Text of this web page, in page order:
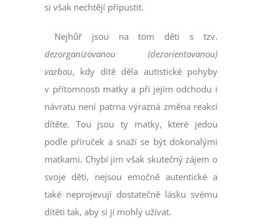
si však nechtějí připustit.
Nejhůř jsou na tom děti s tzv.
dezorganizovanou (dezorientovanou)
vazbou, kdy dítě děla autistické pohyby
v přítomnosti matky a při jejím odchodu i
návratu není patrna výrazná změna reakcí
dítěte. Tou jsou ty matky, které jedou
podle příruček a snaží se být dokonalými
matkami. Chybí jim však skutečný zájem o
svoje děti, nejsou emočně autentické a
také neprojevují dostatečně lásku svému
dítěti tak, aby si jí mohly užívat.